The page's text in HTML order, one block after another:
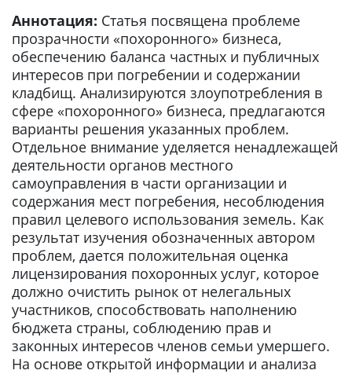
Аннотация: Статья посвящена проблеме
прозрачности «похоронного» бизнеса,
обеспечению баланса частных и публичных
интересов при погребении и содержании
кладбищ. Анализируются злоупотребления в
сфере «похоронного» бизнеса, предлагаются
варианты решения указанных проблем.
Отдельное внимание уделяется ненадлежащей
деятельности органов местного
самоуправления в части организации и
содержания мест погребения, несоблюдения
правил целевого использования земель. Как
результат изучения обозначенных автором
проблем, дается положительная оценка
лицензирования похоронных услуг, которое
должно очистить рынок от нелегальных
участников, способствовать наполнению
бюджета страны, соблюдению прав и
законных интересов членов семьи умершего.
На основе открытой информации и анализа